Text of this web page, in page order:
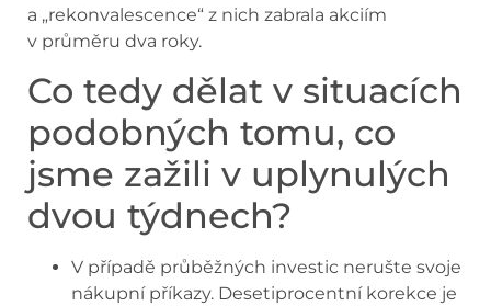
a „rekonvalescence“ z nich zabrala akciím
v průměru dva roky.
Co tedy dělat v situacích
podobných tomu, co
jsme zažili v uplynulých
dvou týdnech?
V případě průběžných investic nerušte svoje
nákupní příkazy. Desetiprocentní korekce je